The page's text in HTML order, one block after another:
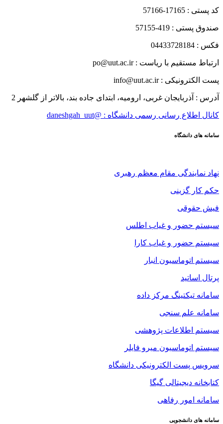
کد پستی : 17165-57166
صندوق پستی : 419-57155
فکس : 04433728184
ارتباط مستقیم با ریاست : po@uut.ac.ir
پست الکترونیکی : info@uut.ac.ir
آدرس : آذربایجان غربی، ارومیه، ابتدای جاده بند، بالاتر از گلشهر 2
کانال اطلاع رسانی رسمی دانشگاه : @daneshgah_uut
سامانه های دانشگاه
نهاد نمایندگی مقام معظم رهبری
حکم کار گزینی
فیش حقوقی
سیستم حضور و غیاب اطلس
سیستم حضور و غیاب کارا
سیستم اتوماسیون انبار
پرتال اساتید
سامانه تیکتینگ مرکز داده
سامانه علم سنجی
سیستم اطلاعات پژوهشی
سیستم اتوماسیون میرو فایلر
سرویس پست الکترونیکی دانشگاه
کتابخانه دیجیتالی گیگا
سامانه امور رفاهی
سامانه های دانشجویی